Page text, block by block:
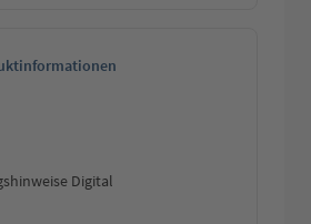
Digital